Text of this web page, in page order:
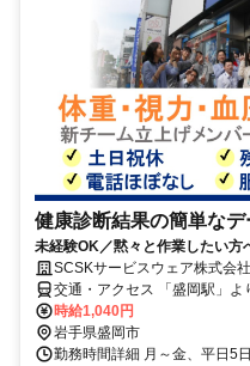
健康診断結果の簡単な
未経験OK／黙々と作業したい
SCSKサービスウェア株式会
交通・アクセス 「盛岡駅」
通二丁目バス停より徒歩3分
時給1,040円
岩手県盛岡市
勤務時間詳細 月～金、平日5